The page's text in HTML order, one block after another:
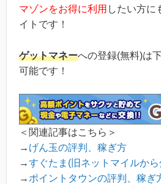
マゾンをお得に利用 したい方に
イトです！
ゲットマネーへの登録(無料)は
可能です！
＜関連記事はこちら＞
→ げん玉の評判、稼ぎ方
→すぐたま(旧ネットマイルか
→ ポイントタウンの評判、稼ぎ